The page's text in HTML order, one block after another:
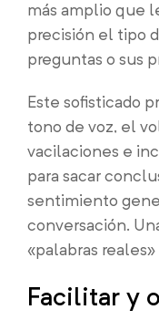
más amplio que
precisión el tipo
preguntas o sus
Este sofisticado
tono de voz, el
vacilaciones e
para sacar
sentimiento
conversación.
«palabras
Facilitar y